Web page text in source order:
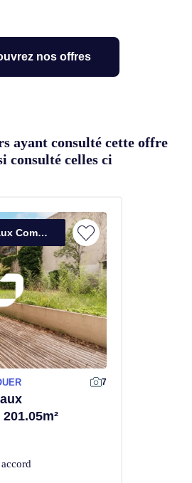
nos offres
ayant consulté cette offre
consulté celles ci
Bureaux et Locaux Commerciaux
7